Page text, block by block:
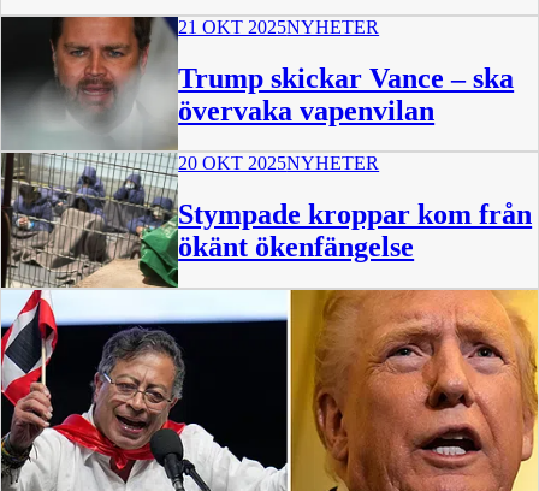
21 OKT 2025NYHETER
Trump skickar Vance – ska
övervaka vapenvilan
20 OKT 2025NYHETER
Stympade kroppar kom från
ökänt ökenfängelse